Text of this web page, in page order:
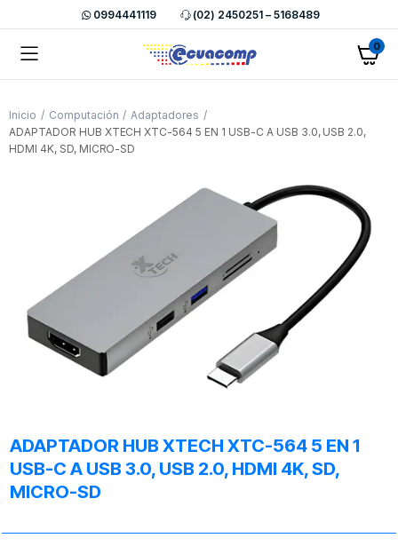
0994441119 (02) 2450251 – 5168489
0
Inicio Computación
Adaptadores
ADAPTADOR HUB XTECH XTC-564 5 EN 1 USB-C A USB 3.0, USB 2.0,
HDMI 4K, SD, MICRO-SD
ADAPTADOR HUB XTECH XTC-564 5 EN 1
USB-C A USB 3.0, USB 2.0, HDMI 4K, SD,
MICRO-SD